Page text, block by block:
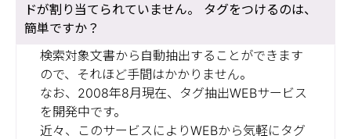
ドが割り当てられていません。 タグをつけるのは、
簡単ですか？
検索対象文書から自動抽出することができます
ので、それほど手間はかかりません。
なお、2008年8月現在、タグ抽出WEBサービス
を開発中です。
近々、このサービスによりWEBから気軽にタグ